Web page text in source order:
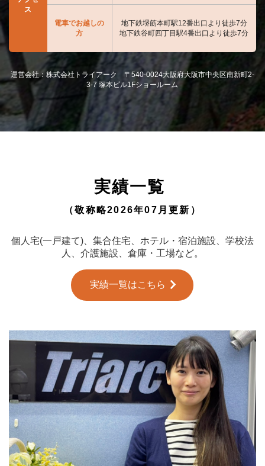
ス
電車でお越しの
方
地下鉄堺筋本町駅12番出口より徒歩7分
地下鉄谷町四丁目駅4番出口より徒歩7分
運営会社：株式会社トライアーク 〒540-0024大阪府大阪市中央区南新町2-
3-7 塚本ビル1Fショールーム
実績一覧
（敬称略2026年07月更新）
個人宅(一戸建て)、集合住宅、ホテル・宿泊施設、学校法
人、介護施設、倉庫・工場など。
実績一覧はこちら